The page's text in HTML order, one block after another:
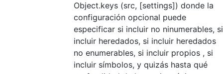
Object.keys (src, [settings]) donde la
configuración opcional puede
especificar si incluir no ninumerables, si
incluir heredados, si incluir heredados
no enumerables, si incluir propios , si
incluir símbolos, y quizás hasta qué